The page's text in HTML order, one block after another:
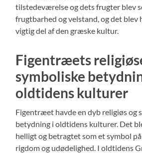
tilstedeværelse og dets frugter blev
frugtbarhed og velstand, og det blev
vigtig del af den græske kultur.
Figentræets
symboliske
oldtidens kulturer
Figentræet havde en dyb religiøs og
betydning i oldtidens kulturer. Det
helligt og betragtet som et symbol
rigdom og udødelighed. I oldtidens